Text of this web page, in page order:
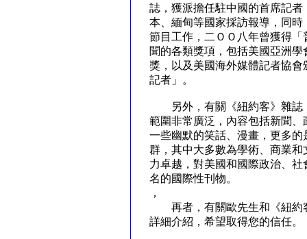
誌，獲派擔任駐中國的首席記
本、緬甸等國家採訪報導，同
節目工作，二ＯＯ八年曾獲得
聞的各類獎項，包括美國亞洲學
獎，以及美國海外媒體記者協
記者」。
另外，有關《紐約客》雜誌
範圍非常廣泛，內容包括新聞
一些幽默的笑話、漫畫，更多
群，其中大多數為學術、商業
力卓越，對美國和國際政治、
名的國際性刊物。
，
再者，有關歐先生和《紐約
詳細介紹，希望取得您的信任。